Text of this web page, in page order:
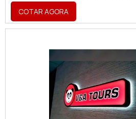
atendimento
ACMOptar por ACM para
forma de personalizar a
forma total ou parcial. Os
oferecidos pela ACM
inúmeros, como: Fachada
Fácil limpeza; Resistente à
Variedade de cores; Entre
COTAR AGORA